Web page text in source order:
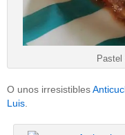
Pastel
O unos irresistibles
Luis.